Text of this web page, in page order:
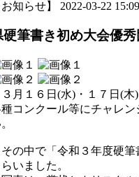
お知らせ】 2022-03-22
硬筆書き初め大会優
月１６日(水)・１７日(木
コンクール等にチャレ
の中で「令和３年度硬筆
らいました。